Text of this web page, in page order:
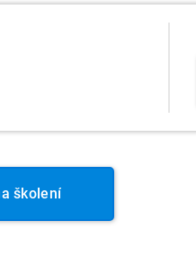
školení